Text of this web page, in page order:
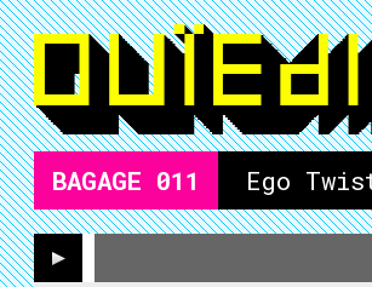
BAGAGE 011 Ego